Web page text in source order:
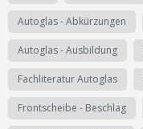
Autoglas - Abkürzungen
Autoglas - Ausbildung
Fachliteratur Autoglas
Frontscheibe - Beschlag